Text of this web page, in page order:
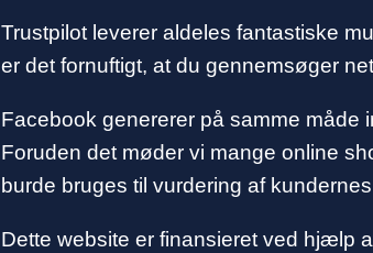
Trustpilot leverer aldeles fantastiske
er det fornuftigt, at du gennemsøger
Facebook genererer på samme måde
Foruden det møder vi mange online
burde bruges til vurdering af
Dette website er finansieret ved hjælp